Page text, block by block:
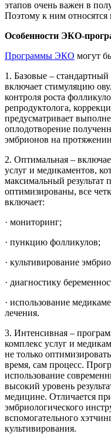
этапов очень важен в
Поэтому к ним
Особенности ЭКО-
Программы ЭКО могут
1. Базовые –
включает стимуляцию
контроля роста
репродуктолога,
предусматривает
оплодотворение
эмбрионов на
2. Оптимальная –
услуг и медикаментов,
максимальный результат
оптимизированы, все
включает:
· мониторинг;
· пункцию фолликулов;
· культивирование
· диагностику
· использование
лечения.
3. Интенсивная –
комплекс услуг и
не только
время, сам процесс.
использование
высокий уровень
медицине. Отличается
эмбриологического
вспомогательного
культивирования.